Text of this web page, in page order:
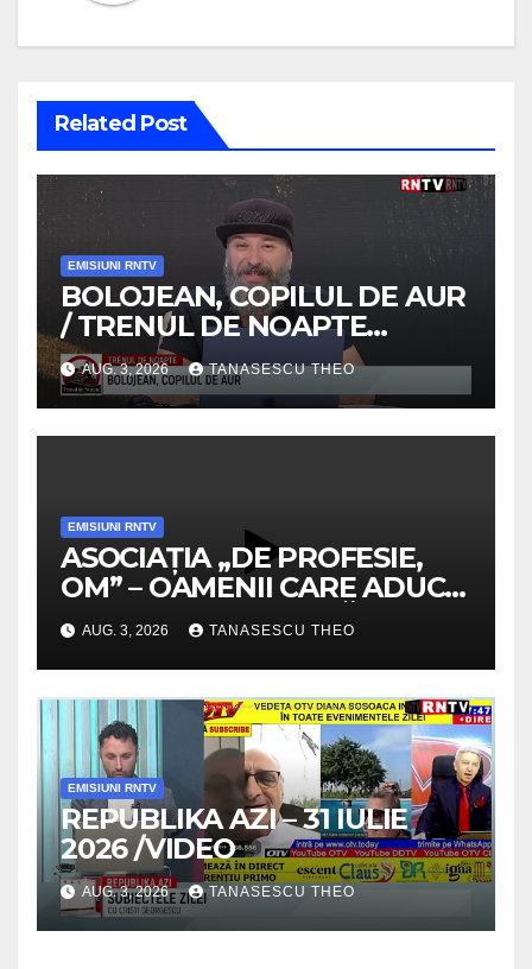
Related Post
EMISIUNI RNTV
BOLOJEAN, COPILUL DE AUR
/ TRENUL DE NOAPTE
/VIDEO
AUG. 3, 2026 TANASESCU THEO
EMISIUNI RNTV
ASOCIAȚIA „DE PROFESIE,
OM” – OAMENII CARE ADUC
VALOARE COMUNITĂȚII /
SECRETELE SUCCESULUI
/VIDEO
AUG. 3, 2026 TANASESCU THEO
EMISIUNI RNTV
REPUBLIKA AZI – 31 IULIE
2026 /VIDEO
AUG. 3, 2026 TANASESCU THEO